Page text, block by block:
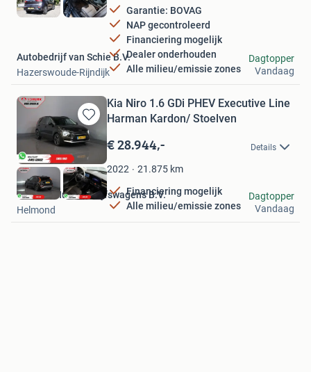
Garantie: BOVAG
NAP gecontroleerd
Financiering mogelijk
Dealer onderhouden
Alle milieu/emissie zones
Autobedrijf van Schie B.V.
Hazerswoude-Rijndijk
Dagtopper
Vandaag
Bewaren
in
Mijn
Favorieten
Kia Niro 1.6 GDi PHEV Executive Line
Harman Kardon/ Stoelven
€ 28.944,- Details
2022 21.875 km
Financiering mogelijk
Alle milieu/emissie zones
Van den Hurk Bedrijfswagens B.V.
Helmond
Dagtopper
Vandaag